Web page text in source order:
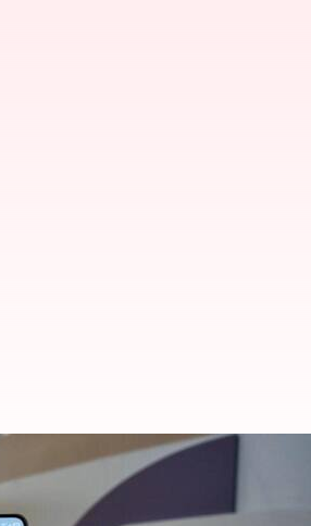
போதும்..